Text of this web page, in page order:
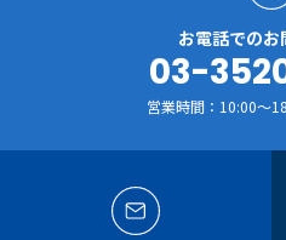
お電話での
03-
営業時間：10:00～